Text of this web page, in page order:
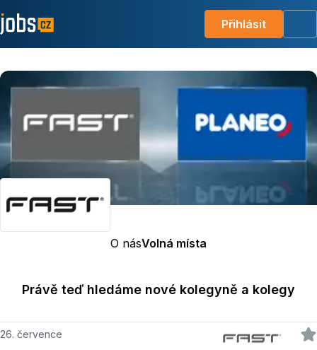
Přihlásit
O násVolná místa
Právě teď hledáme nové kolegyně a kolegy
26. července